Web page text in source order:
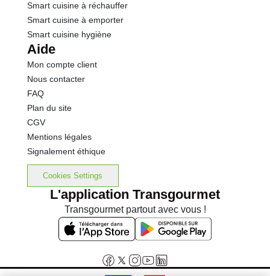
Smart cuisine à réchauffer
Smart cuisine à emporter
Smart cuisine hygiène
Aide
Mon compte client
Nous contacter
FAQ
Plan du site
CGV
Mentions légales
Signalement éthique
Cookies Settings
L'application Transgourmet
Transgourmet partout avec vous !